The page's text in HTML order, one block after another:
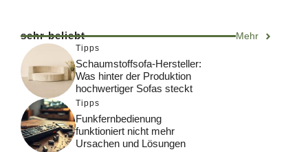
sehr beliebt Mehr
Tipps
Schaumstoffsofa-Hersteller:
Was hinter der Produktion
hochwertiger Sofas steckt
Tipps
Funkfernbedienung
funktioniert nicht mehr
Ursachen und Lösungen